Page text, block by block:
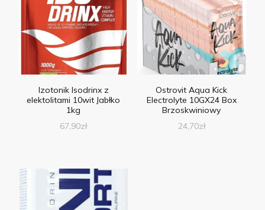
Izotonik Isodrinx z
elektolitami 10wit Jabłko
1kg
67,90zł
Ostrovit Aqua Kick
Electrolyte 10GX24 Box
Brzoskwiniowy
24,70zł